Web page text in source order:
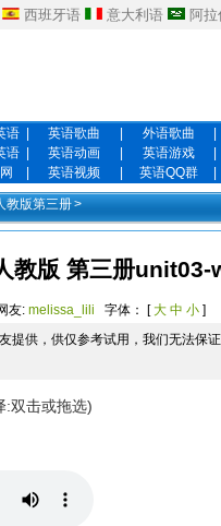
西班牙语 意大利语 阿
语 英语歌曲 外语歌曲
语 英语动画 英语游戏
英语视频 英语QQ群
教版第三册>
教版 第三册
友: melissa_lili 字体： [大 中 小 ]
提供，供仅参考试用，我们无法保
:双击或拖选)